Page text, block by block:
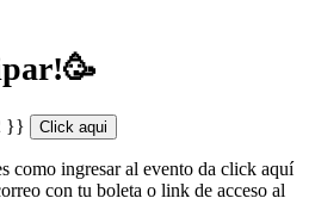
}} Click aqui
como ingresar al evento da click aquí
con tu boleta o link de acceso al